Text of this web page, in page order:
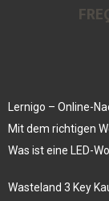
Lernigo – Online-
Mit dem richtigen
Was ist eine LED-
Wasteland 3 Key